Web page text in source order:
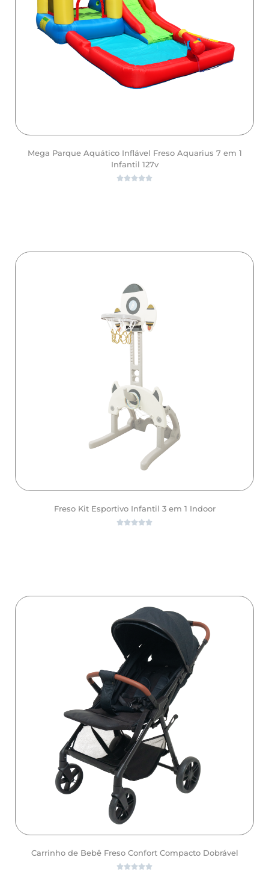
Mega Parque Aquático Inflável Freso Aquarius 7 em 1
Infantil 127v

Freso Kit Esportivo Infantil 3 em 1 Indoor

Carrinho de Bebê Freso Confort Compacto Dobrável
